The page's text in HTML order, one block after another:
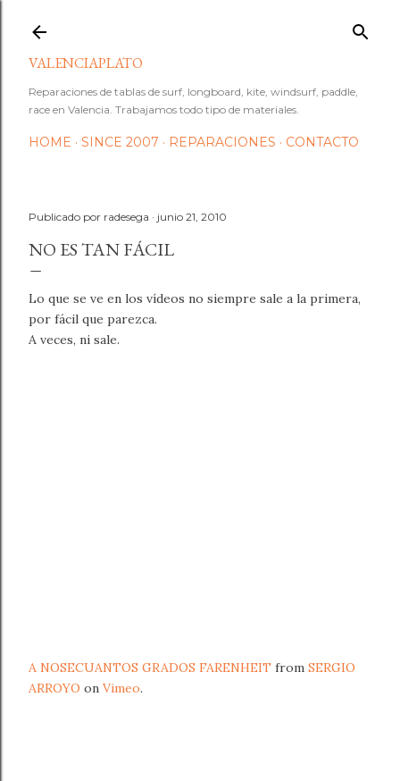
VALENCIAPLATO
Reparaciones de tablas de surf, longboard, kite, windsurf, paddle,
race en Valencia. Trabajamos todo tipo de materiales.
HOME SINCE 2007 REPARACIONES CONTACTO
Publicado por radesega junio 21, 2010
NO ES TAN FÁCIL
Lo que se ve en los vídeos no siempre sale a la primera,
por fácil que parezca.
A veces, ni sale.
A NOSECUANTOS GRADOS FARENHEIT from SERGIO
ARROYO on Vimeo.